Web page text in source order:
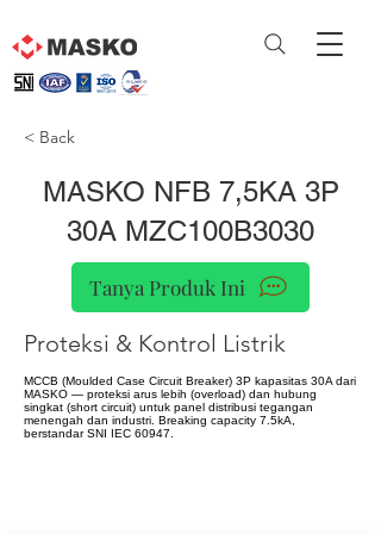
< Back
MASKO NFB 7,5KA 3P
30A MZC100B3030
Tanya Produk Ini
Proteksi & Kontrol Listrik
MCCB (Moulded Case Circuit Breaker) 3P kapasitas 30A dari
MASKO — proteksi arus lebih (overload) dan hubung
singkat (short circuit) untuk panel distribusi tegangan
menengah dan industri. Breaking capacity 7.5kA,
berstandar SNI IEC 60947.